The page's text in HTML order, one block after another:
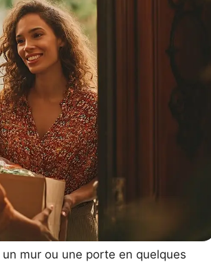
mur ou une porte en quelques